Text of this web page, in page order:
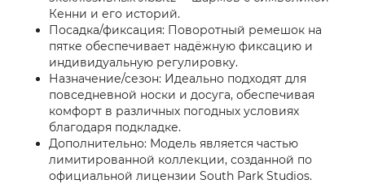
Кенни и его историй.
Посадка/фиксация: Поворотный ремешок на
пятке обеспечивает надёжную фиксацию и
индивидуальную регулировку.
Назначение/сезон: Идеально подходят для
повседневной носки и досуга, обеспечивая
комфорт в различных погодных условиях
благодаря подкладке.
Дополнительно: Модель является частью
лимитированной коллекции, созданной по
официальной лицензии South Park Studios.